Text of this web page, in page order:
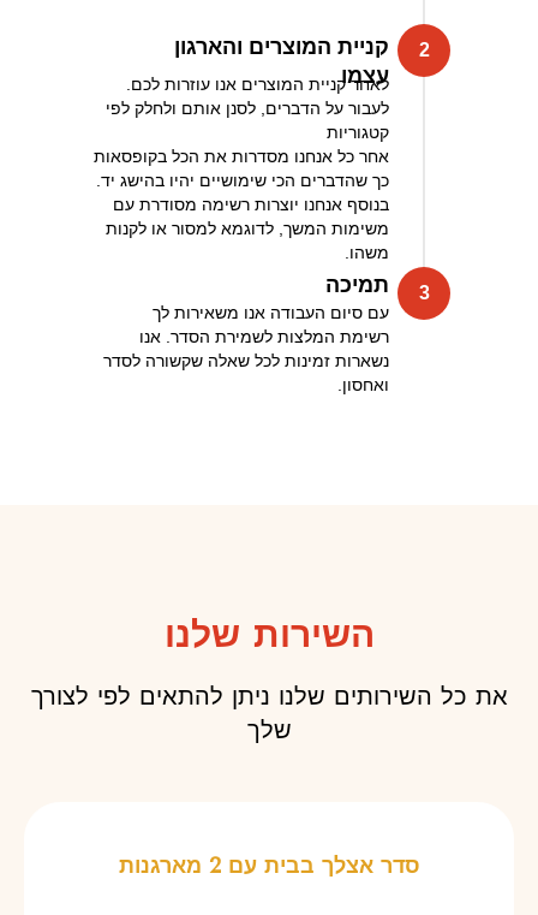
2
3
קניית המוצרים והארגון
‏עצמו
לעבור על הדברים, לסנן אותם ולחלק לפי
קטגוריות
אחר כל אנחנו מסדרות את הכל בקופסאות
כך שהדברים הכי שימושיים יהיו בהישג יד.
בנוסף אנחנו יוצרות רשימה מסודרת עם
משימות המשך, לדוגמא למסור או לקנות
משהו.
עם סיום העבודה אנו משאירות לך
רשימת המלצות לשמירת הסדר. אנו
נשארות זמינות לכל שאלה שקשורה לסדר
ואחסון.
‏תמיכה
2
3
השירות שלנו
את כל השירותים שלנו ניתן להתאים לפי לצורך
שלך
‏סדר אצלך בבית עם 2 מארגנות